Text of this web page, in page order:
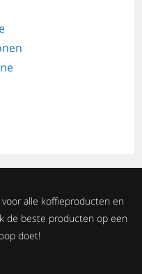
alle koffieproducten en
de beste producten op een
doet!